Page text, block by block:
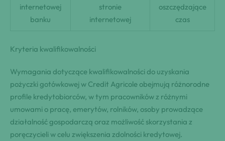
internetowej
banku
stronie
internetowej
oszczędzające
czas
Kryteria kwalifikowalności
Wymagania dotyczące kwalifikowalności do uzyskania
pożyczki gotówkowej w Credit Agricole obejmują różnorodne
profile kredytobiorców, w tym pracowników z różnymi
umowami o pracę, emerytów, rolników, osoby prowadzące
działalność gospodarczą oraz możliwość skorzystania z
poręczycieli w celu zwiększenia zdolności kredytowej.